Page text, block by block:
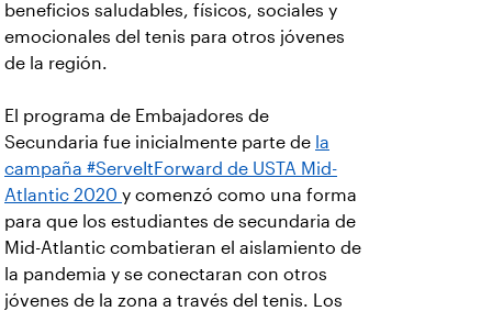
beneficios saludables, físicos, sociales y
emocionales del tenis para otros jóvenes
de la región.
El programa de Embajadores de
Secundaria fue inicialmente parte de la
campaña #ServeItForward de USTA Mid-
Atlantic 2020 y comenzó como una forma
para que los estudiantes de secundaria de
Mid-Atlantic combatieran el aislamiento de
la pandemia y se conectaran con otros
jóvenes de la zona a través del tenis. Los